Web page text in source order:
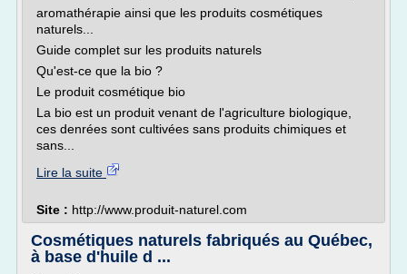
aromathérapie ainsi que les produits cosmétiques
naturels...
Guide complet sur les produits naturels
Qu'est-ce que la bio ?
Le produit cosmétique bio
La bio est un produit venant de l'agriculture biologique,
ces denrées sont cultivées sans produits chimiques et
sans...
Lire la suite
Site : http://www.produit-naturel.com
Cosmétiques naturels fabriqués au Québec,
à base d'huile d ...